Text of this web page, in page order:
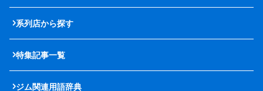
系列店から探す
特集記事一覧
ジム関連用語辞典